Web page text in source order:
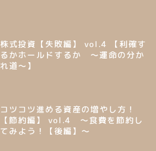
株式投資【失敗編】 vol.4 【利確す
るかホールドするか ～運命の分か
れ道～】
コツコツ進める資産の増やし方！
【節約編】 vol.4 ～食費を節約し
てみよう！【後編】～